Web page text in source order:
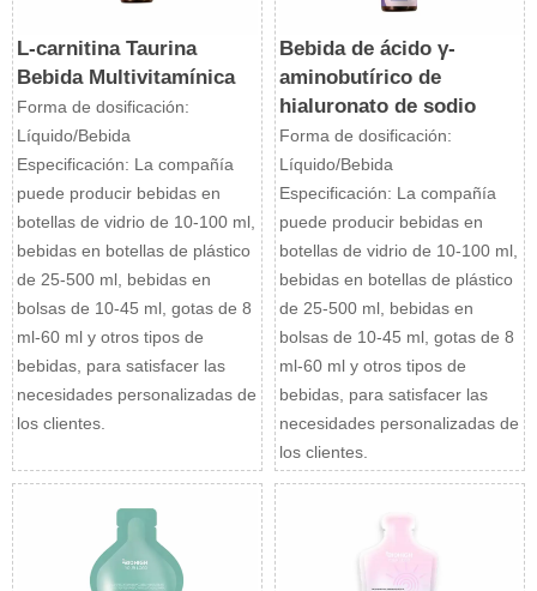
L-carnitina Taurina
Bebida Multivitamínica
Forma de dosificación:
Líquido/Bebida
Especificación: La compañía
puede producir bebidas en
botellas de vidrio de 10-100 ml,
bebidas en botellas de plástico
de 25-500 ml, bebidas en
bolsas de 10-45 ml, gotas de 8
ml-60 ml y otros tipos de
bebidas, para satisfacer las
necesidades personalizadas de
los clientes.
Bebida de ácido γ-
aminobutírico de
hialuronato de sodio
Forma de dosificación:
Líquido/Bebida
Especificación: La compañía
puede producir bebidas en
botellas de vidrio de 10-100 ml,
bebidas en botellas de plástico
de 25-500 ml, bebidas en
bolsas de 10-45 ml, gotas de 8
ml-60 ml y otros tipos de
bebidas, para satisfacer las
necesidades personalizadas de
los clientes.